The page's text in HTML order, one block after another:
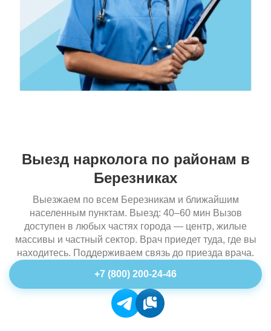
Выезд нарколога по районам в
Березниках
Выезжаем по всем Березникам и ближайшим
населенным пунктам. Выезд: 40–60 мин Вызов
доступен в любых частях города — центр, жилые
массивы и частный сектор. Врач приедет туда, где вы
находитесь. Поддерживаем связь до приезда врача.
+7 (800) 200-24-46